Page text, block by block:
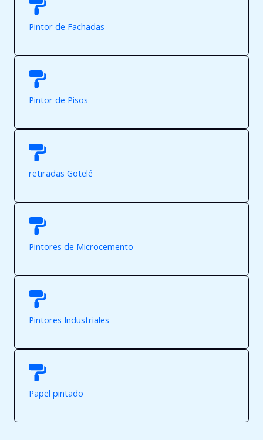
Pintor de Fachadas
Pintor de Pisos
retiradas Gotelé
Pintores de Microcemento
Pintores Industriales
Papel pintado